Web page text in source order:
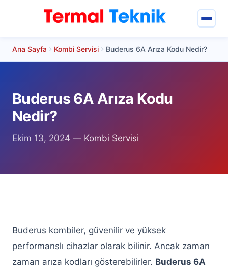
Termal Teknik
Keçiören Servisler
Keçiören Samsung Klima Servisi
Keçiören Alarko Klima Servisi
Keçiören Bosch Klima Servisi
Ana Sayfa Kombi Servisi Buderus 6A Arıza Kodu Nedir?
Buderus 6A Arıza Kodu
Nedir?
Ekim 13, 2024 — Kombi Servisi
Buderus kombiler, güvenilir ve yüksek
performanslı cihazlar olarak bilinir. Ancak zaman
zaman arıza kodları gösterebilirler. Buderus 6A